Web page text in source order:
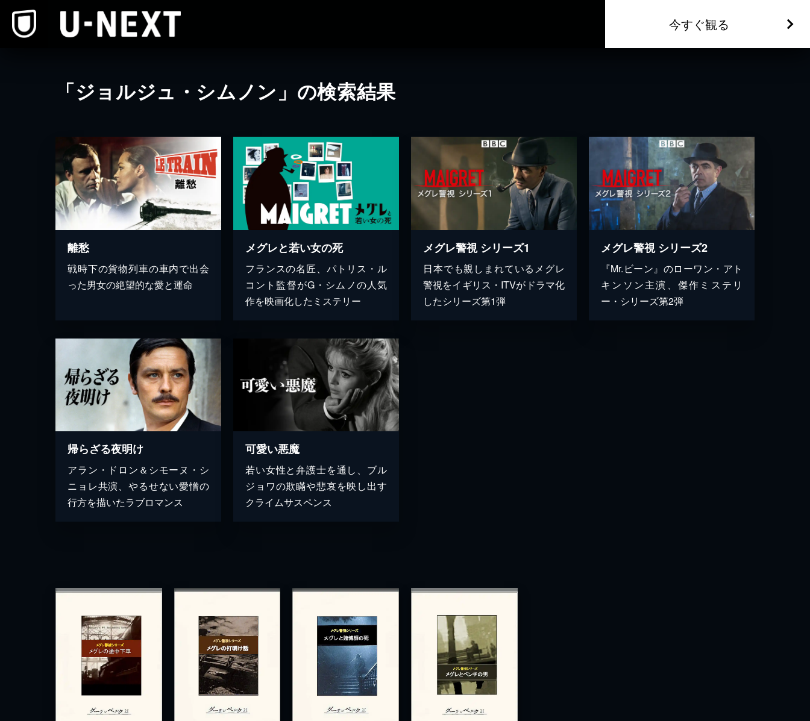
今すぐ観る
「ジョルジュ・シムノン」の検索結果
離愁
戦時下の貨物列車の車内で出会
った男女の絶望的な愛と運命
メグレと若い女の死
フランスの名匠、パトリス・ル
コント監督がG・シムノの人気
作を映画化したミステリー
メグレ警視 シリーズ1
日本でも親しまれているメグレ
警視をイギリス・ITVがドラマ化
したシリーズ第1弾
メグレ警視 シリーズ2
『Mr.ビーン』のローワン・アト
キンソン主演、傑作ミステリ
ー・シリーズ第2弾
帰らざる夜明け
アラン・ドロン＆シモーヌ・シ
ニョレ共演、やるせない愛憎の
行方を描いたラブロマンス
可愛い悪魔
若い女性と弁護士を通し、ブル
ジョワの欺瞞や悲哀を映し出す
クライムサスペンス